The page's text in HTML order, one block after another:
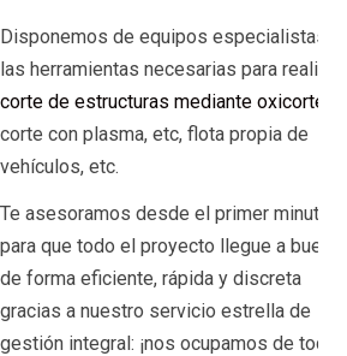
Disponemos de equipos especialistas, de
las herramientas necesarias para realizar
corte de estructuras mediante oxicorte
corte con plasma, etc, flota propia de
vehículos, etc.
Te asesoramos desde el primer minuto
para que todo el proyecto llegue a buen fin
de forma eficiente, rápida y discreta
gracias a nuestro servicio estrella de
gestión integral: ¡nos ocupamos de todo!